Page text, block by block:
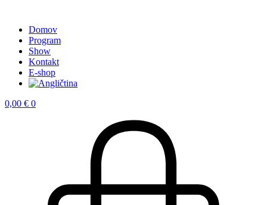
Domov
Program
Show
Kontakt
E-shop
0,00 € 0